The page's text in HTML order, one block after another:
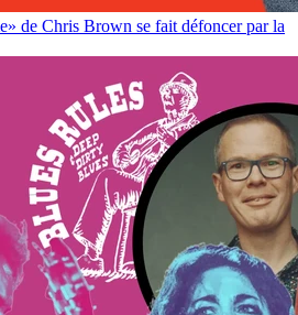
de Chris Brown se fait défoncer par la